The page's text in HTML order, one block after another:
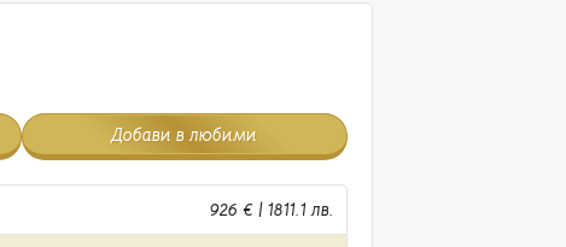
Добави в любими
926 € | 1811.1 лв.